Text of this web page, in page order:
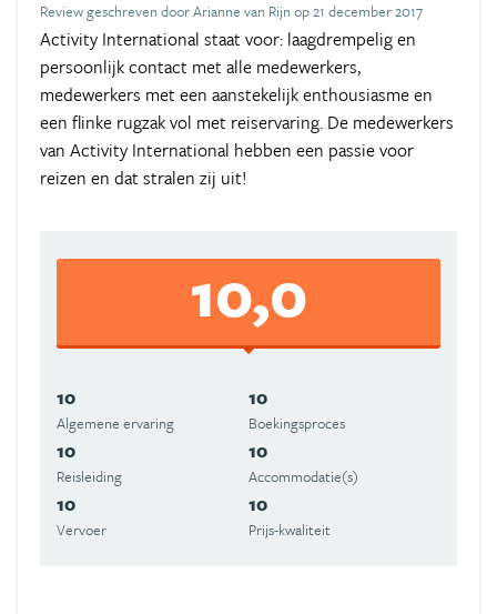
Review geschreven door Arianne van Rijn op 21 december 2017
Activity International staat voor: laagdrempelig en
persoonlijk contact met alle medewerkers,
medewerkers met een aanstekelijk enthousiasme en
een flinke rugzak vol met reiservaring. De medewerkers
van Activity International hebben een passie voor
reizen en dat stralen zij uit!
10,0
10
Algemene ervaring
10
Boekingsproces
10
Reisleiding
10
Accommodatie(s)
10
Vervoer
10
Prijs-kwaliteit